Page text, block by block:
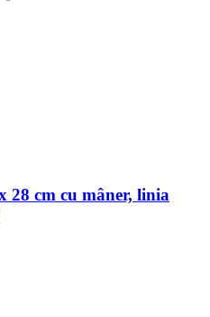
28 cm cu mâner, linia